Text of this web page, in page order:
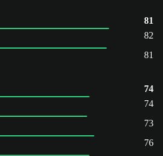
81
82
81
74
74
73
76